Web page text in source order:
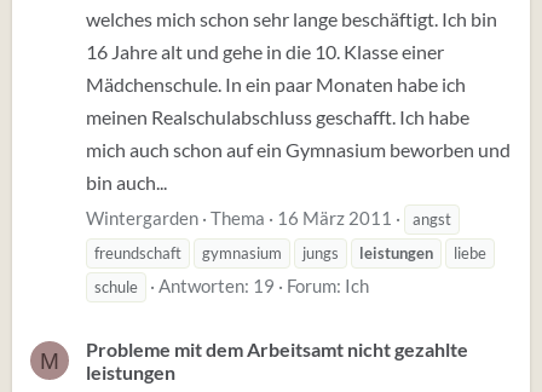
welches mich schon sehr lange beschäftigt. Ich bin
16 Jahre alt und gehe in die 10. Klasse einer
Mädchenschule. In ein paar Monaten habe ich
meinen Realschulabschluss geschafft. Ich habe
mich auch schon auf ein Gymnasium beworben und
bin auch...
Wintergarden Thema 16 März 2011
angst
freundschaft
gymnasium jungs leistungen
liebe
schule
Antworten: 19 Forum: Ich
M
Probleme mit dem Arbeitsamt nicht gezahlte
leistungen